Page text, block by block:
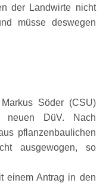
der Landwirte nicht
müsse deswegen
Söder (CSU)
neuen DüV. Nach
pflanzenbaulichen
ausgewogen, so
einem Antrag in den